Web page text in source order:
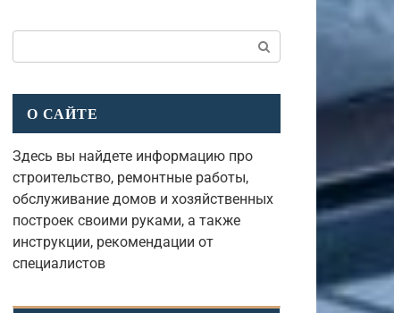
О САЙТЕ
Здесь вы найдете информацию про
строительство, ремонтные работы,
обслуживание домов и хозяйственных
построек своими руками, а также
инструкции, рекомендации от
специалистов